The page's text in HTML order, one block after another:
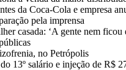
da Coca-Cola e empresa
pela imprensa
casada: ‘A gente nem ficou
no Petrópolis
13º salário e injeção de R$